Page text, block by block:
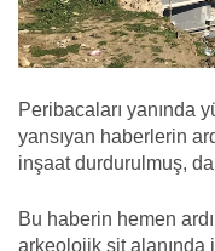
Peribacaları yanında
yansıyan haberlerin
inşaat durdurulmuş,
Bu haberin hemen
arkeolojik sit